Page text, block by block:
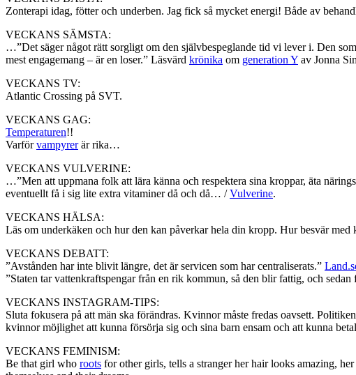
Zonterapi idag, fötter och underben. Jag fick så mycket energi! Både av
VECKANS SÄMSTA:
…”Det säger något rätt sorgligt om den självbespeglande tid vi lever i. Den
mest engagemang – är en loser.” Läsvärd krönika om generation Y av Jonna
VECKANS TV:
Atlantic Crossing på SVT.
VECKANS GAG:
Temperaturen!!
Varförvampyrerär rika…
VECKANS VULVERINE:
…”Men att uppmana folk att lära känna och respektera sina kroppar, äta
eventuellt få i sig lite extra vitaminer då och då… /Vulverine.
VECKANS HÄLSA:
Läs om underkäken och hur den kan påverkar hela din kropp. Hur besvär med
VECKANS DEBATT:
”Avstånden har inte blivit längre, det är servicen som har centraliserats.”
”Staten tar vattenkraftspengar från en rik kommun, så den blir fattig, och
VECKANS INSTAGRAM-TIPS:
Sluta fokusera på att män ska förändras. Kvinnor måste fredas oavsett.
kvinnor möjlighet att kunna försörja sig och sina barn ensam och att kunna
VECKANS FEMINISM:
Be that girl who roots for other girls, tells a stranger her hair looks amazing,